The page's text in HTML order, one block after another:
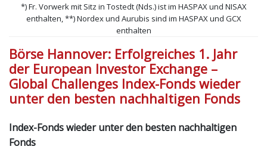
*) Fr. Vorwerk mit Sitz in Tostedt (Nds.) ist im HASPAX und NISAX
enthalten, **) Nordex und Aurubis sind im HASPAX und GCX
enthalten
Börse Hannover: Erfolgreiches 1. Jahr
der European Investor Exchange –
Global Challenges Index-Fonds wieder
unter den besten nachhaltigen Fonds
Index-Fonds wieder unter den besten nachhaltigen
Fonds